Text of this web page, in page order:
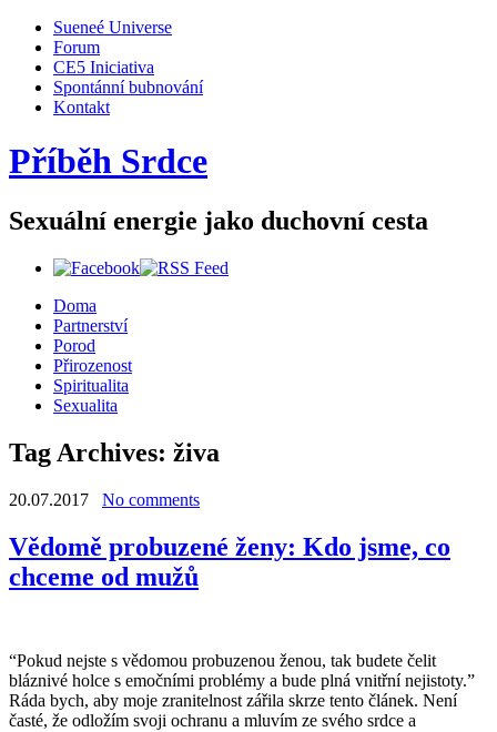
Sueneé Universe
Forum
CE5 Iniciativa
Spontánní bubnování
Kontakt
Příběh Srdce
Sexuální energie jako duchovní cesta
Doma
Partnerství
Porod
Přirozenost
Spiritualita
Sexualita
Tag Archives: živa
20.07.2017 No comments
Vědomě probuzené ženy: Kdo jsme, co
chceme od mužů
“Pokud nejste s vědomou probuzenou ženou, tak budete čelit
bláznivé holce s emočními problémy a bude plná vnitřní nejistoty.”
Ráda bych, aby moje zranitelnost zářila skrze tento článek. Není
časté, že odložím svoji ochranu a mluvím ze svého srdce a